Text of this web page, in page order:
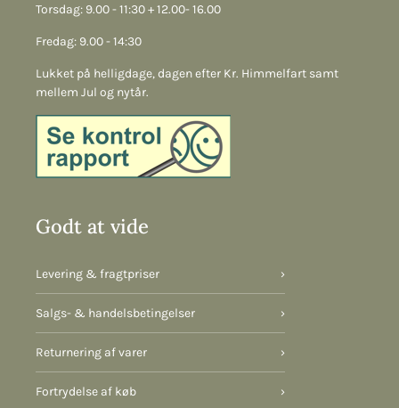
Torsdag: 9.00 - 11:30 + 12.00- 16.00
Fredag: 9.00 - 14:30
Lukket på helligdage, dagen efter Kr. Himmelfart samt
mellem Jul og nytår.
Godt at vide
Levering & fragtpriser ›
Salgs- & handelsbetingelser ›
Returnering af varer ›
Fortrydelse af køb ›